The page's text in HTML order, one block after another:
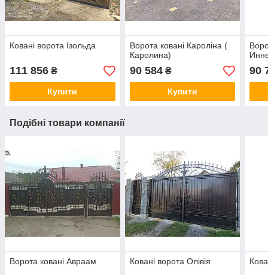
Ковані ворота Ізольда
111 856 ₴
Купити
Ворота ковані Кароліна (
Каролина)
90 584₴
Купити
90
Подібні товари компанії
Ворота ковані Авраам Ковані ворота Олівія